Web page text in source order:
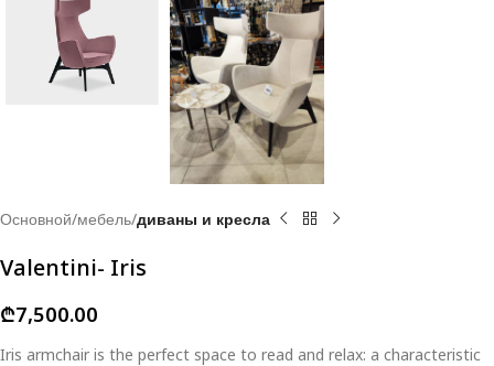
Основной мебель диваны и кресла
Valentini- Iris
₾7,500.00
Iris armchair is the perfect space to read and relax: a characteristic